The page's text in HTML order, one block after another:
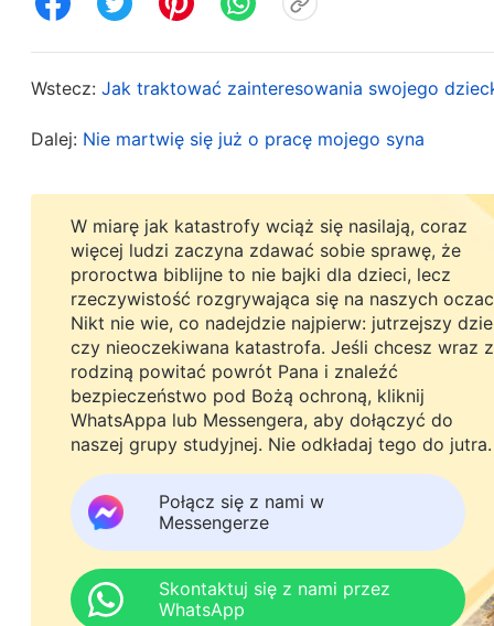
nie chciał z nami rozmawiać, myślałam:
przyszłości staniesz się sławny i odniesiesz
później mój syn rzeczywiście został przyjęty na
szczęśliwa. Nadzieje, jakie żywiłam przez te
czasie nasza rodzina nie miała na to
ciężko pracowałam przez połowę życia, aby
nieurządzone mieszkanie. Gdy mój syn miał
załatwić mu pracę w banku. Wszystko dla
zacznie pracować. Jednak znów zdarzyło się
Pewnego wrześniowego dnia syn poinformował
czesnego, więc nie mógł zdobyć dyplomu. Gdy
Czyżbym się przesłyszała? Jednak widząc
i nie mogłam przestać płakać. Przez łzy
zrobiło mi się słabo. Pomyślałam: „Przez lata
umożliwiające pójście na studia. Miałam tylko
jako matce. To nie do wiary, co on zrobił. Jak
Wstecz: Jak traktować zainteresowania swojego
Dalej: Nie martwię się już o pracę mojego syna
W miarę jak katastrofy wciąż się nasilają, coraz
więcej ludzi zaczyna zdawać sobie sprawę, że
proroctwa biblijne to nie bajki dla dzieci, lecz
rzeczywistość rozgrywająca się na naszych
Nikt nie wie, co nadejdzie najpierw: jutrzejszy
czy nieoczekiwana katastrofa. Jeśli chcesz wraz z
rodziną powitać powrót Pana i znaleźć
bezpieczeństwo pod Bożą ochroną, kliknij
WhatsAppa lub Messengera, aby dołączyć do
naszej grupy studyjnej. Nie odkładaj tego do jutra.
Połącz się z nami w
Messengerze
Skontaktuj się z nami przez
WhatsApp